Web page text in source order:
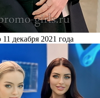
11 декабря 2021 года